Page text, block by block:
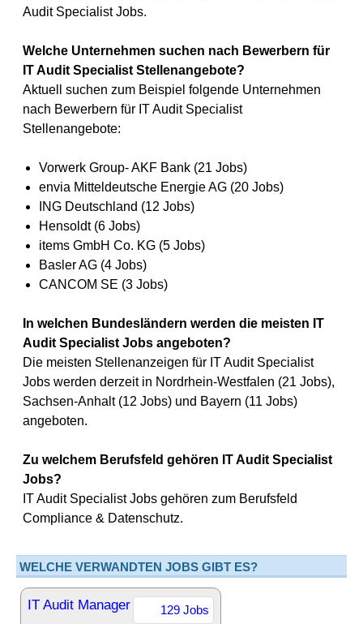
Audit Specialist Jobs.
Welche Unternehmen suchen nach Bewerbern für
IT Audit Specialist Stellenangebote?
Aktuell suchen zum Beispiel folgende Unternehmen
nach Bewerbern für IT Audit Specialist
Stellenangebote:
Vorwerk Group- AKF Bank (21 Jobs)
envia Mitteldeutsche Energie AG (20 Jobs)
ING Deutschland (12 Jobs)
Hensoldt (6 Jobs)
items GmbH Co. KG (5 Jobs)
Basler AG (4 Jobs)
CANCOM SE (3 Jobs)
In welchen Bundesländern werden die meisten IT
Audit Specialist Jobs angeboten?
Die meisten Stellenanzeigen für IT Audit Specialist
Jobs werden derzeit in Nordrhein-Westfalen (21 Jobs),
Sachsen-Anhalt (12 Jobs) und Bayern (11 Jobs)
angeboten.
Zu welchem Berufsfeld gehören IT Audit Specialist
Jobs?
IT Audit Specialist Jobs gehören zum Berufsfeld
Compliance & Datenschutz.
WELCHE VERWANDTEN JOBS GIBT ES?
IT Audit Manager 129 Jobs